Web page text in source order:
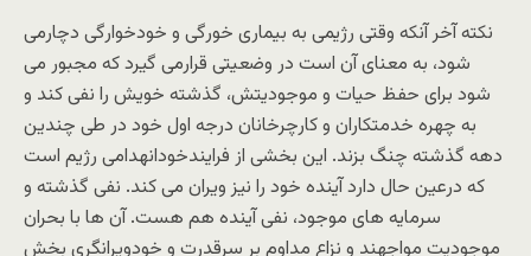
نکته آخر آنکه وقتی رژیمی به بیماری خورگی و خودخوارگی دچارمی
شود، به معنای آن است در وضعیتی قرارمی گیرد که مجبور می
شود برای حفظ حیات و موجودیتش، گذشته خویش را نفی کند و
به چهره خدمتکاران و کارچرخانان درجه اول خود در طی چندین
دهه گذشته چنگ بزند. این بخشی از فرایندخودانهدامی رژیم است
که درعین حال دارد آینده خود را نیز ویران می کند. نفی گذشته و
سرمایه های موجود، نفی آینده هم هست. آن ها با بحران
موجودیت مواجهند و نزاع مداوم بر سرقدرت و خودویرانگری بخش